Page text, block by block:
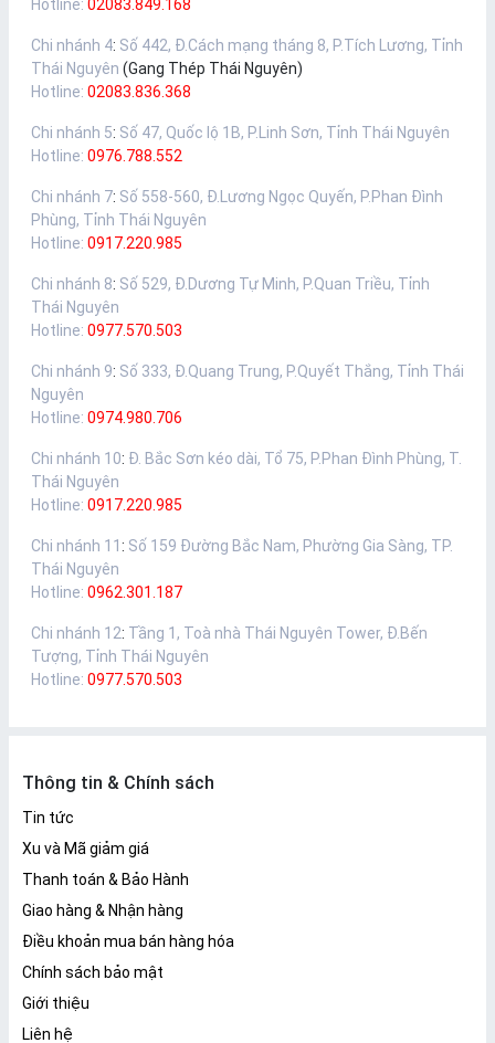
Hotline: 02083.849.168
Chi nhánh 4: Số 442, Đ.Cách mạng tháng 8, P.Tích Lương, Tỉnh
Thái Nguyên (Gang Thép Thái Nguyên)
Hotline: 02083.836.368
Chi nhánh 5: Số 47, Quốc lộ 1B, P.Linh Sơn, Tỉnh Thái Nguyên
Hotline: 0976.788.552
Chi nhánh 7: Số 558-560, Đ.Lương Ngọc Quyến, P.Phan Đình
Phùng, Tỉnh Thái Nguyên
Hotline: 0917.220.985
Chi nhánh 8: Số 529, Đ.Dương Tự Minh, P.Quan Triều, Tỉnh
Thái Nguyên
Hotline: 0977.570.503
Chi nhánh 9: Số 333, Đ.Quang Trung, P.Quyết Thắng, Tỉnh Thái
Nguyên
Hotline: 0974.980.706
Chi nhánh 10: Đ. Bắc Sơn kéo dài, Tổ 75, P.Phan Đình Phùng, T.
Thái Nguyên
Hotline: 0917.220.985
Chi nhánh 11 : Số 159 Đường Bắc Nam, Phường Gia Sàng, TP.
Thái Nguyên
Hotline: 0962.301.187
Chi nhánh 12: Tầng 1, Toà nhà Thái Nguyên Tower, Đ.Bến
Tượng, Tỉnh Thái Nguyên
Hotline: 0977.570.503
Thông tin & Chính sách
Tin tức
Xu và Mã giảm giá
Thanh toán & Bảo Hành
Giao hàng & Nhận hàng
Điều khoản mua bán hàng hóa
Chính sách bảo mật
Giới thiệu
Liên hệ